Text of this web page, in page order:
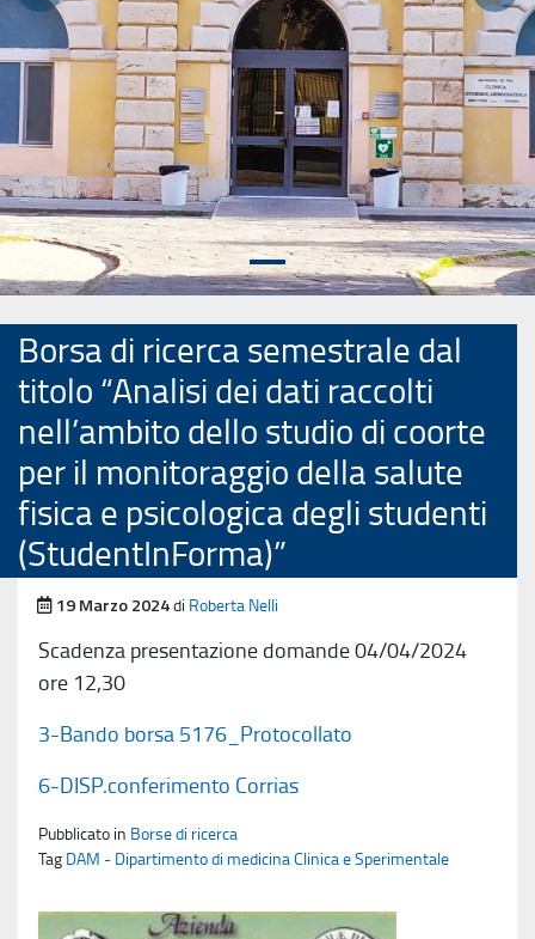
Borsa di ricerca semestrale dal
titolo “Analisi dei dati raccolti
nell’ambito dello studio di coorte
per il monitoraggio della salute
fisica e psicologica degli studenti
(StudentInForma)”
Pubblicato il
19 Marzo 2024di Roberta Nelli
Scadenza presentazione domande 04/04/2024
ore 12,30
3-Bando borsa 5176_Protocollato
6-DISP.conferimento Corrias
Pubblicato in Borse di ricerca
Tag DAM - Dipartimento di medicina Clinica e Sperimentale